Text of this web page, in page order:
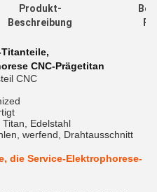
Produkt-
Beschreibung
Titanteile,
CNC-Prägetitan
CNC
Edelstahl
werfend, Drahtausschnitt
die Service-Elektrophorese-